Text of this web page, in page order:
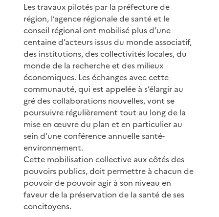
Les travaux pilotés par la préfecture de
région, l’agence régionale de santé et le
conseil régional ont mobilisé plus d’une
centaine d’acteurs issus du monde associatif,
des institutions, des collectivités locales, du
monde de la recherche et des milieux
économiques. Les échanges avec cette
communauté, qui est appelée à s’élargir au
gré des collaborations nouvelles, vont se
poursuivre régulièrement tout au long de la
mise en œuvre du plan et en particulier au
sein d’une conférence annuelle santé-
environnement.
Cette mobilisation collective aux côtés des
pouvoirs publics, doit permettre à chacun de
pouvoir de pouvoir agir à son niveau en
faveur de la préservation de la santé de ses
concitoyens.